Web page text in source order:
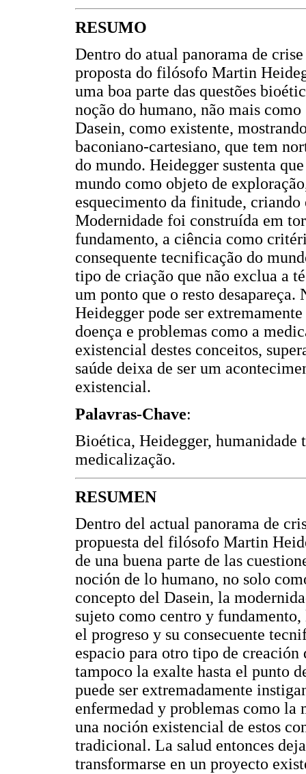
RESUMO
Dentro do atual panorama de
proposta do filósofo Martin
uma boa parte das questões
noção do humano, não mais
Dasein, como existente,
baconiano-cartesiano, que tem
do mundo. Heidegger sustenta
mundo como objeto de
esquecimento da finitude, criando
Modernidade foi construída em
fundamento, a ciência como
consequente tecnificação do
tipo de criação que não exclua a
um ponto que o resto
Heidegger pode ser
doença e problemas como a
existencial destes conceitos,
saúde deixa de ser um
existencial.
Palavras-Chave:
Bioética, Heidegger, humanidade
medicalização.
RESUMEN
Dentro del actual panorama de
propuesta del filósofo Martin
de una buena parte de las
noción de lo humano, no solo
concepto del Dasein, la
sujeto como centro y
el progreso y su consecuente
espacio para otro tipo de
tampoco la exalte hasta el punto
puede ser extremadamente
enfermedad y problemas como
una noción existencial de estos
tradicional. La salud entonces
transformarse en un proyecto